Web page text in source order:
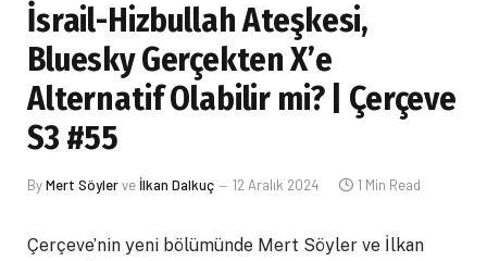
İsrail-Hizbullah Ateşkesi,
Bluesky Gerçekten X’e
Alternatif Olabilir mi? | Çerçeve
S3 #55
ByMert Söylerve İlkan Dalkuç 12 Aralık 2024 1 Min Read
Çerçeve’nin yeni bölümünde Mert Söyler ve İlkan